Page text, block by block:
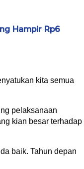
Hampir Rp6
kita semua
pelaksanaan
kian besar terhadap
baik. Tahun depan